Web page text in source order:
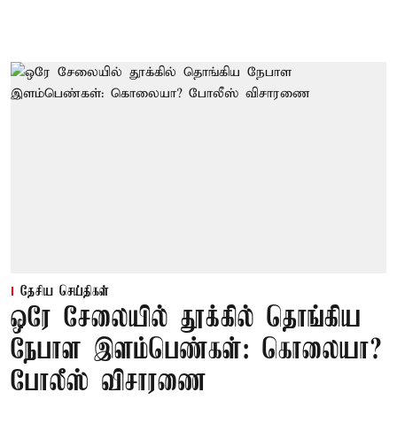
தேசிய செய்திகள்
ஒரே சேலையில் தூக்கில் தொங்கிய
நேபாள இளம்பெண்கள்: கொலையா?
போலீஸ் விசாரணை